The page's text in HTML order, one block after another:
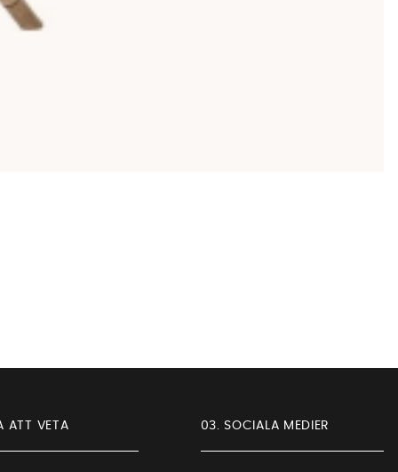
ATT VETA 03. SOCIALA MEDIER